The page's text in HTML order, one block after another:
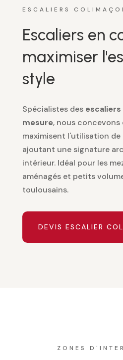
ESCALIERS
Escaliers en
maximiser
style
Spécialistes des
mesure, nous concevons
maximisent l'utilisation
ajoutant une signature
intérieur. Idéal pour les
aménagés et petits
toulousains.
DEVIS ESCALIER
ZONES